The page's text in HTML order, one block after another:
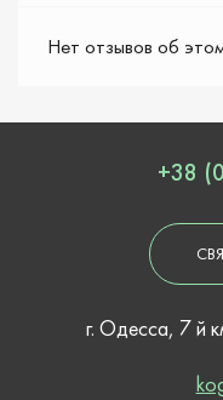
Нет отзывов об
+38
г. Одесса, 7 й